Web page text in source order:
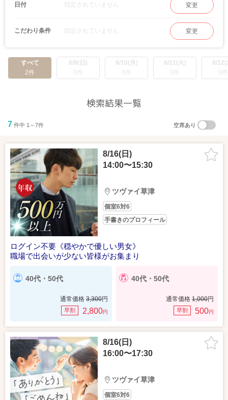
日付 指定されていません 変更
こだわり条件 指定されていません 変更
すべて
2件
8/9(日)
0件
8/10(月)
0件
8/11(火)
0件
8/12(
0件
検索結果一覧
7 件中 1～7件 空席あり
8/16(日)
14:00〜15:30
ツヴァイ草津
個室6対6
手書きのプロフィール
ログイン不要《穏やかで優しい男女》
職場で出会いが少ない皆様がお集まり
40代・50代
通常価格 3,300円
早割 2,800円
40代・50代
通常価格 1,000円
早割 500円
8/16(日)
16:00〜17:30
ツヴァイ草津
個室6対6